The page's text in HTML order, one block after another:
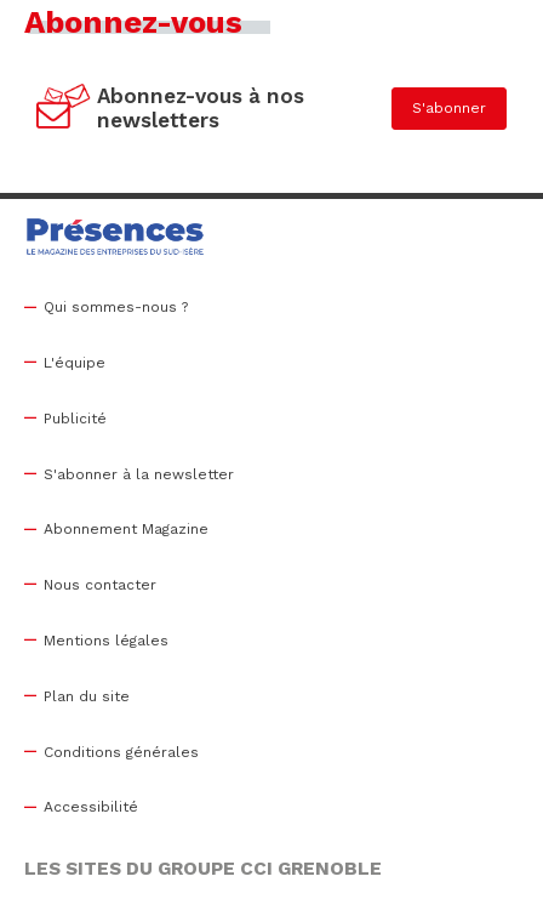
Abonnez-vous
Abonnez-vous à nos
newsletters
S'abonner
Qui sommes-nous ?
L'équipe
Publicité
S'abonner à la newsletter
Abonnement Magazine
Nous contacter
Mentions légales
Plan du site
Conditions générales
Accessibilité
LES SITES DU GROUPE CCI GRENOBLE